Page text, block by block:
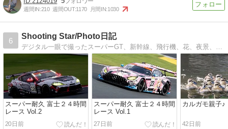
週間IN:210 週間OUT:1170 月間IN:1030
6
Shooting Star/Photo日記
スーパー耐久 富士２４時間
レース Vol.2
20日前
スーパー耐久 富士２４時間
レース Vol.1
27日前
カルガモ親子♪
42日前